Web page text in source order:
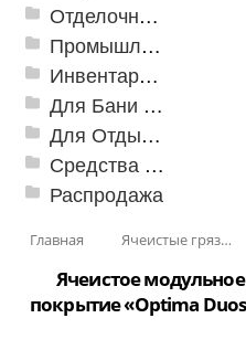
Отделочные профили
Промышленный текстиль
Инвентарь для клининга
Для Бани и Сауны
Для Отдыха и Пикника
Средства от насекомых и садовых вредителей
Распродажа
Главная Ячеистые грязезащитные покрытия
Ячеистое
покрытие «Optima